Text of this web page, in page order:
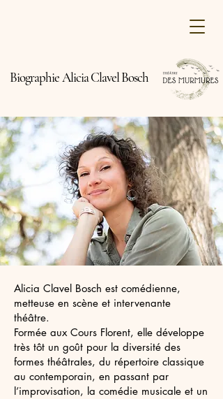
Biographie Alicia Clavel Bosch
Alicia Clavel Bosch est comédienne,
metteuse en scène et intervenante
théâtre.
Formée aux Cours Florent, elle développe
très tôt un goût pour la diversité des
formes théâtrales, du répertoire classique
au contemporain, en passant par
l’improvisation, la comédie musicale et un